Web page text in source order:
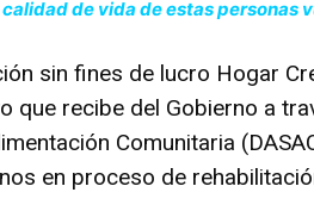
de vida de estas personas
sin fines de lucro Hogar
que recibe del Gobierno a
Comunitaria
en proceso de